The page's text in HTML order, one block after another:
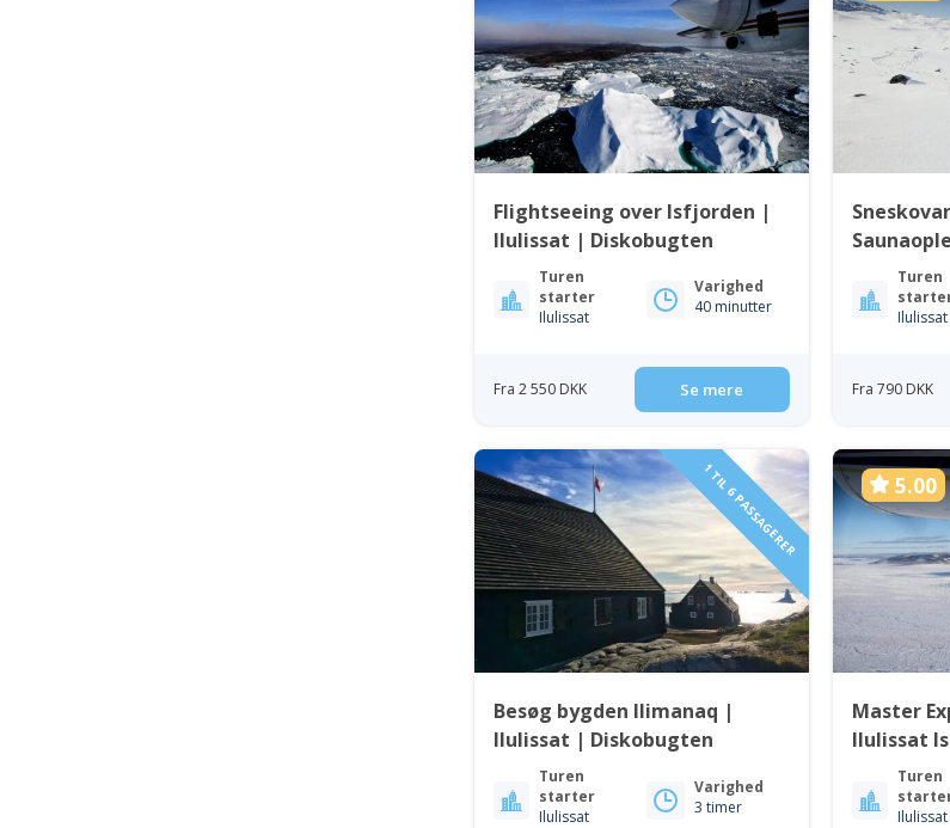
Flightseeing over Isfjorden |
Ilulissat | Diskobugten
Turen
starter
Ilulissat
Varighed
40 minutter
Fra 2 550 DKK Se mere
Turen
Ilulissat
Fra 790 DKK
1 TIL 6 PASSAGERER
Besøg bygden Ilimanaq |
Ilulissat | Diskobugten
Turen
starter
Ilulissat
Varighed
3 timer
5.00
Master
Ilulissat
Turen
Ilulissat